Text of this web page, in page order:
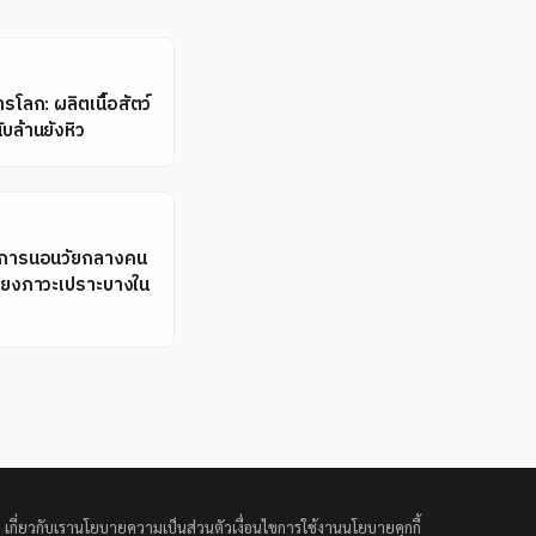
โลก: ผลิตเนื้อสัตว์
ล้านยังหิว
รนอนวัยกลางคน
ภาวะเปราะบางใน
เกี่ยวกับเรานโยบายความเป็นส่วนตัวเงื่อนไขการใช้งานนโยบายคุกกี้